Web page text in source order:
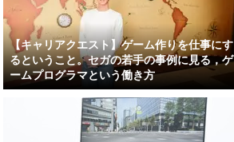
【キャリアクエスト】ゲーム作りを仕事にす
るということ。セガの若手の事例に見る，ゲ
ームプログラマという働き方